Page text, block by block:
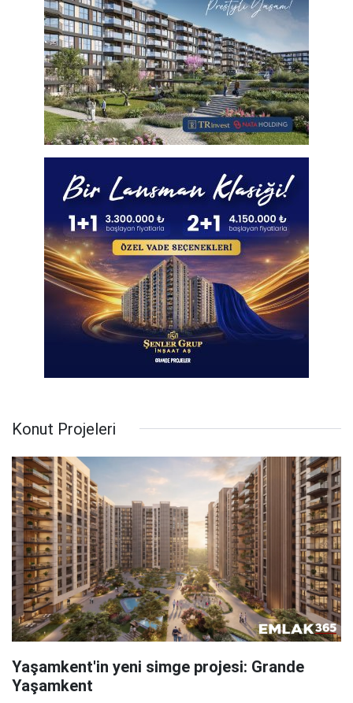
Konut Projeleri
Yaşamkent'in yeni simge projesi: Grande
Yaşamkent